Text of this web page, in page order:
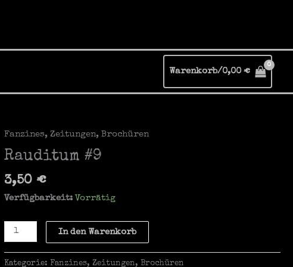
Warenkorb/0,00 €
Fanzines, Zeitungen, Brochüren
Rauditum #9
3,50 €
Verfügbarkeit: Vorrätig
Rauditum
#9
In den Warenkorb
Kategorie: Fanzines, Zeitungen, Brochüren